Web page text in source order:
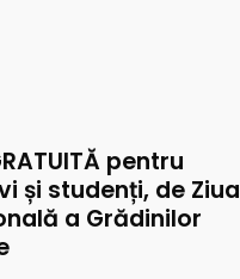
pentru
și studenți, de Ziua
a Grădinilor